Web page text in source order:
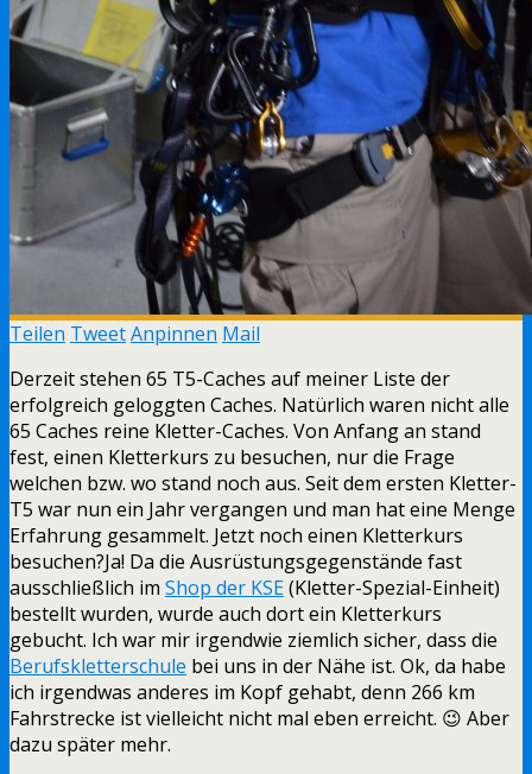
Teilen TweetAnpinnen Mail
Derzeit stehen 65 T5-Caches auf meiner Liste der
erfolgreich geloggten Caches. Natürlich waren nicht alle
65 Caches reine Kletter-Caches. Von Anfang an stand
fest, einen Kletterkurs zu besuchen, nur die Frage
welchen bzw. wo stand noch aus. Seit dem ersten Kletter-
T5 war nun ein Jahr vergangen und man hat eine Menge
Erfahrung gesammelt. Jetzt noch einen Kletterkurs
besuchen?Ja! Da die Ausrüstungsgegenstände fast
ausschließlich im Shop der KSE(Kletter-Spezial-Einheit)
bestellt wurden, wurde auch dort ein Kletterkurs
gebucht. Ich war mir irgendwie ziemlich sicher, dass die
Berufskletterschule bei uns in der Nähe ist. Ok, da habe
ich irgendwas anderes im Kopf gehabt, denn 266 km
Fahrstrecke ist vielleicht nicht mal eben erreicht. 😉 Aber
dazu später mehr.